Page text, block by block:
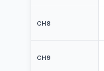
CH8
CH9